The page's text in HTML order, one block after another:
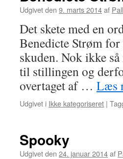
Udgivet den 9. marts 2014af
Det skete med en
Benedicte Strøm
skuden. Nok ikke
til stillingen og
overtaget af … Læs
Udgivet i Ikke kategoriseret |
Spooky
Udgivet den 24. januar 2014af